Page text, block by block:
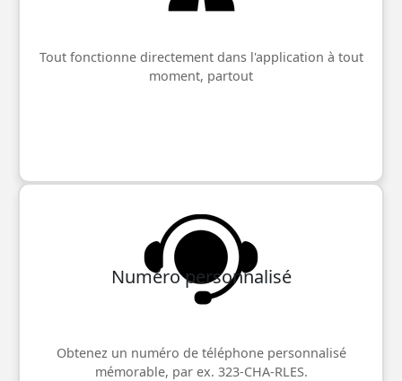
Tout fonctionne directement dans l'application à tout
moment, partout
Numéro personnalisé
Obtenez un numéro de téléphone personnalisé
mémorable, par ex. 323-CHA-RLES.